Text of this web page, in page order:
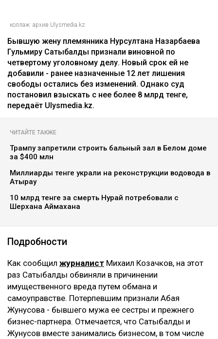
коллаж: архив Ulysmedia.kz
Бывшую жену племянника Нурсултана Назарбаева
Гульмиру Сатыбалды признали виновной по
четвертому уголовному делу. Новый срок ей не
добавили - ранее назначенные 12 лет лишения
свободы остались без изменений. Однако суд
постановил взыскать с нее более 8 млрд тенге,
передаёт Ulysmedia.kz.
ЧИТАЙТЕ ТАКЖЕ
Трампу запретили строить бальный зал в Белом доме
за $400 млн
Миллиарды тенге украли на реконструкции водовода в
Атырау
10 млрд тенге за смерть Нурай потребовали с
Шерхана Аймахана
Подробности
Как сообщил журналист Михаил Козачков, на этот
раз Сатыбалды обвиняли в причинении
имущественного вреда путем обмана и
самоуправстве. Потерпевшим признали Абая
Жунусова - бывшего мужа ее сестры и прежнего
бизнес-партнера. Отмечается, что Сатыбалды и
Жунусов вместе занимались бизнесом, в том числе